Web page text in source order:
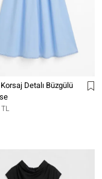
Detalı Büzgülü